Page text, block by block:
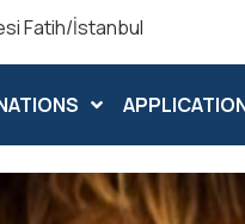
Fatih/İstanbul